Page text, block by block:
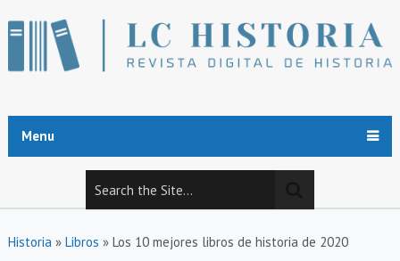
Menu
Historia» Libros » Los 10 mejores libros de historia de 2020